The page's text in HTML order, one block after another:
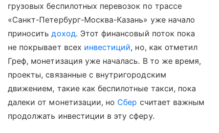
грузовых беспилотных перевозок по трассе
«Санкт-Петербург-Москва-Казань» уже начало
приноситьдоход. Этот финансовый поток пока
не покрывает всех инвестиций, но, как отметил
Греф, монетизация уже началась. В то же время,
проекты, связанные с внутригородским
движением, такие как беспилотные такси, пока
далеки от монетизации, но Сбер считает важным
продолжать инвестиции в эту сферу.